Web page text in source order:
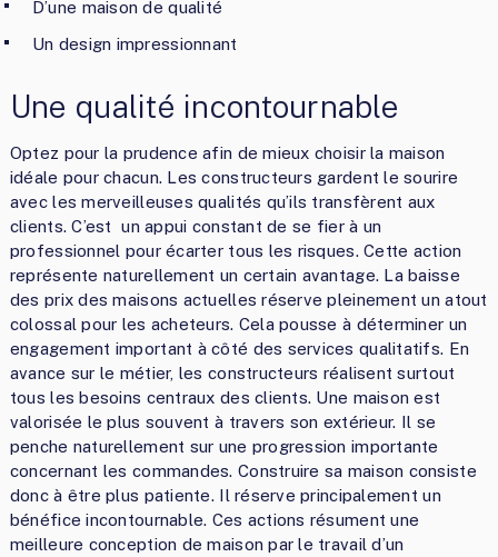
D’une maison de qualité
Un design impressionnant
Une qualité incontournable
Optez pour la prudence afin de mieux choisir la maison
idéale pour chacun. Les constructeurs gardent le sourire
avec les merveilleuses qualités qu’ils transfèrent aux
clients. C’est un appui constant de se fier à un
professionnel pour écarter tous les risques. Cette action
représente naturellement un certain avantage. La baisse
des prix des maisons actuelles réserve pleinement un atout
colossal pour les acheteurs. Cela pousse à déterminer un
engagement important à côté des services qualitatifs. En
avance sur le métier, les constructeurs réalisent surtout
tous les besoins centraux des clients. Une maison est
valorisée le plus souvent à travers son extérieur. Il se
penche naturellement sur une progression importante
concernant les commandes. Construire sa maison consiste
donc à être plus patiente. Il réserve principalement un
bénéfice incontournable. Ces actions résument une
meilleure conception de maison par le travail d’un